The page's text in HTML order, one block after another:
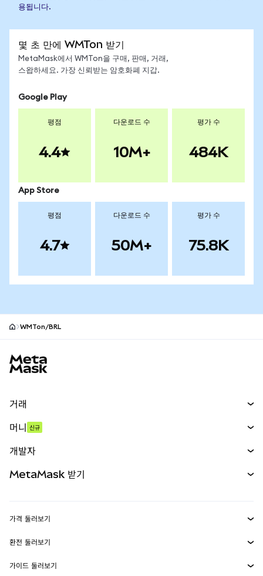
용됩니다.
몇 초 만에 WMTon 받기
MetaMask에서 WMTon을 구매, 판매, 거래,
스왑하세요. 가장 신뢰받는 암호화폐 지갑.
Google Play
평점
4.4
다운로드 수
10M+
평가 수
484K
App Store
평점
4.7
다운로드 수
50M+
평가 수
75.8K
WMTon/BRL
거래
무기한 선물
실물자산
머니 신규
개발자
MetaMask Connect
Snaps
MetaMask 받기
보안
가격 둘러보기
이더리움 가격
솔라나 가격
환전 둘러보기
ETH를 USD로 환전
가이드 둘러보기